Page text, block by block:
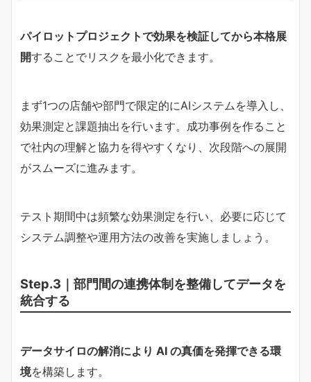
パイロットプロジェクトで効果を検証してから本格展
開することでリスクを最小化できます。
まず1つの店舗や部門で限定的にAIシステムを導入し、
効果測定と課題抽出を行います。成功事例を作ること
で社内の理解と協力を得やすくなり、次段階への展開
がスムーズに進みます。
テスト期間中は頻繁な効果測定を行い、必要に応じて
システム調整や運用方法の改善を実施しましょう。
Step.3｜部門間の連携体制を整備してデータを
統合する
データサイロの解消により AI の真価を発揮できる環
境を構築します。